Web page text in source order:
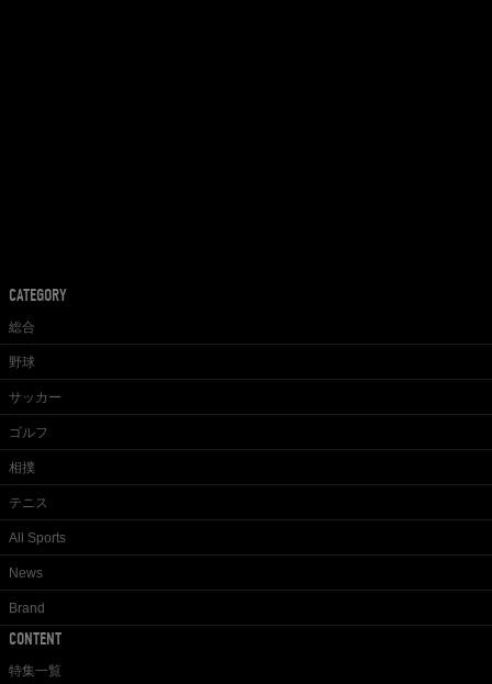
CATEGORY
総合
野球
サッカー
ゴルフ
相撲
テニス
All Sports
News
Brand
CONTENT
特集一覧